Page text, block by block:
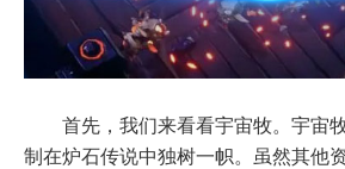
首先，我们来看看宇宙牧。宇宙
制在炉石传说中独树一帜。虽然其他